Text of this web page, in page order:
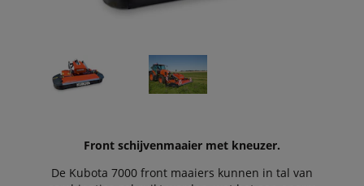
Front schijvenmaaier met kneuzer.
De Kubota 7000 front maaiers kunnen in tal van